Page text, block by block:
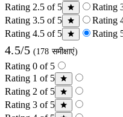
Rating 2.5 of 5
Rating
Rating 3.5 of 5
Rating
Rating 4.5 of 5
Rating
4.5/5 (178 समीक्षाएं)
Rating 0 of 5
Rating 1 of 5
Rating 2 of 5
Rating 3 of 5